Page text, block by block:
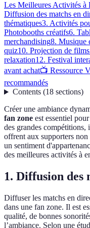
Les Meilleures Activités à
Diffusion des matchs en
thématiques3. Activités
Photobooths créatifs6.
merchandising8. Musique
quiz10. Projection de
relaxation12. Festival
avant achat📺 Ressource
recommandés
Contents(18 sections)
Créer une ambiance
fan zone est essentiel
des grandes
offrent aux supporters non
un sentiment
des meilleures activités à
1. Diffusion des
Diffuser les matchs en
dans une fan zone. Il est
qualité, de bonnes
l’ambiance. Selon une